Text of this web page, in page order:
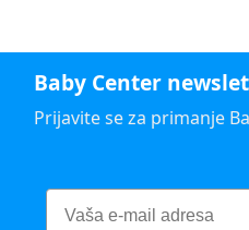
Baby Center
Prijavite se za primanje